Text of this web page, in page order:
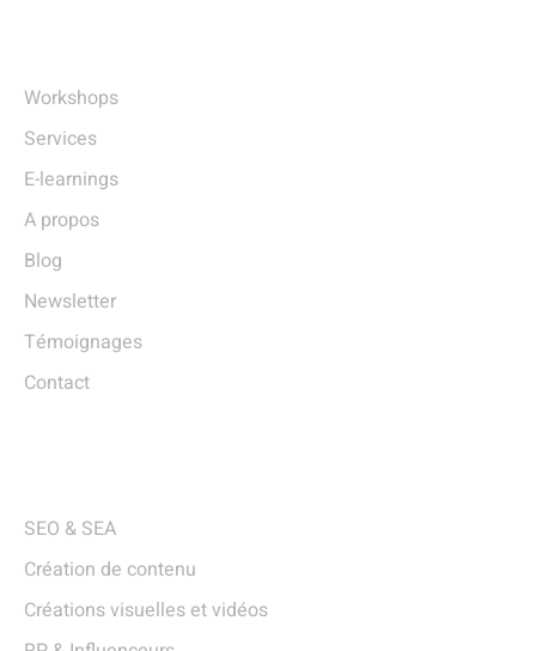
Workshops
Services
E-learnings
A propos
Blog
Newsletter
Témoignages
Contact
SEO & SEA
Création de contenu
Créations visuelles et vidéos